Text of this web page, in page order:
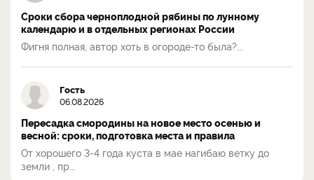
Сроки сбора черноплодной рябины по лунному
календарю и в отдельных регионах России
Фигня полная, автор хоть в огороде-то была?...
Гость
06.08.2026
Пересадка смородины на новое место осенью и
весной: сроки, подготовка места и правила
От хорошего 3-4 года куста в мае нагибаю ветку до
земли , пр...